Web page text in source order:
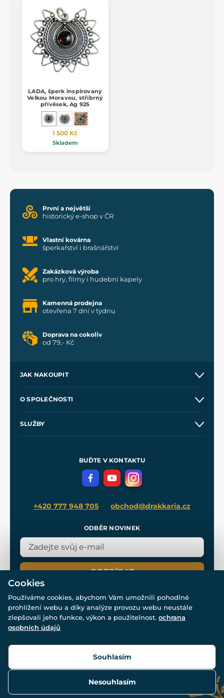
LADA, šperk inspirovaný
Velkou Moravou, stříbrný
přívěsek, Ag 925
1 500 Kč
Skladem
První a největší
historický e-shop v ČR
Vlastní kovárna
šperkařství i brašnářství
Zakázková výroba
pro hry, filmy i hudební kapely
Kamenná prodejna
otevřena 7 dní v týdnu
Doprava na cokoliv
od 79,- Kč
JAK NAKOUPIT
Velkoobchod
O SPOLEČNOSTI
SLUŽBY
Meče pro Kingdom Come
BUĎTE V KONTAKTU
+420 777 948 705 obchod@drakkaria.cz
ODBĚR NOVINEK
ODEBÍRAT
© Všechna práva vyhrazena. www.drakkaria.cz 2007-2026.
Cookies
Používáme cookies, abychom Vám umožnili pohodlné
prohlížení webu a díky analýze provozu webu neustále
zlepšovali jeho funkce, výkon a použitelnost. ochrana
osobních údajů
Nesouhlasím
Souhlasím